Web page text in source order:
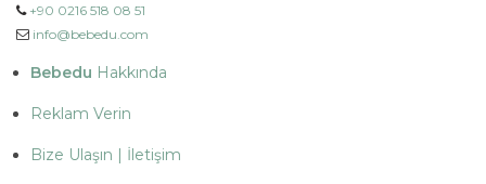
+90 0216 518 08 51
info@bebedu.com
Bebedu Hakkında
Reklam Verin
Bize Ulaşın | İletişim